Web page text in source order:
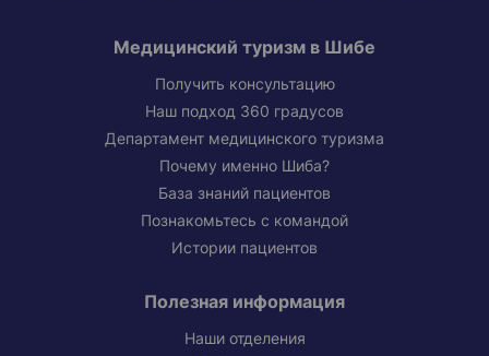
Медицинский туризм в Шибе
Получить консультацию
Наш подход 360 градусов
Департамент медицинского туризма
Почему именно Шиба?
База знаний пациентов
Познакомьтесь с командой
Истории пациентов
Полезная информация
Наши отделения